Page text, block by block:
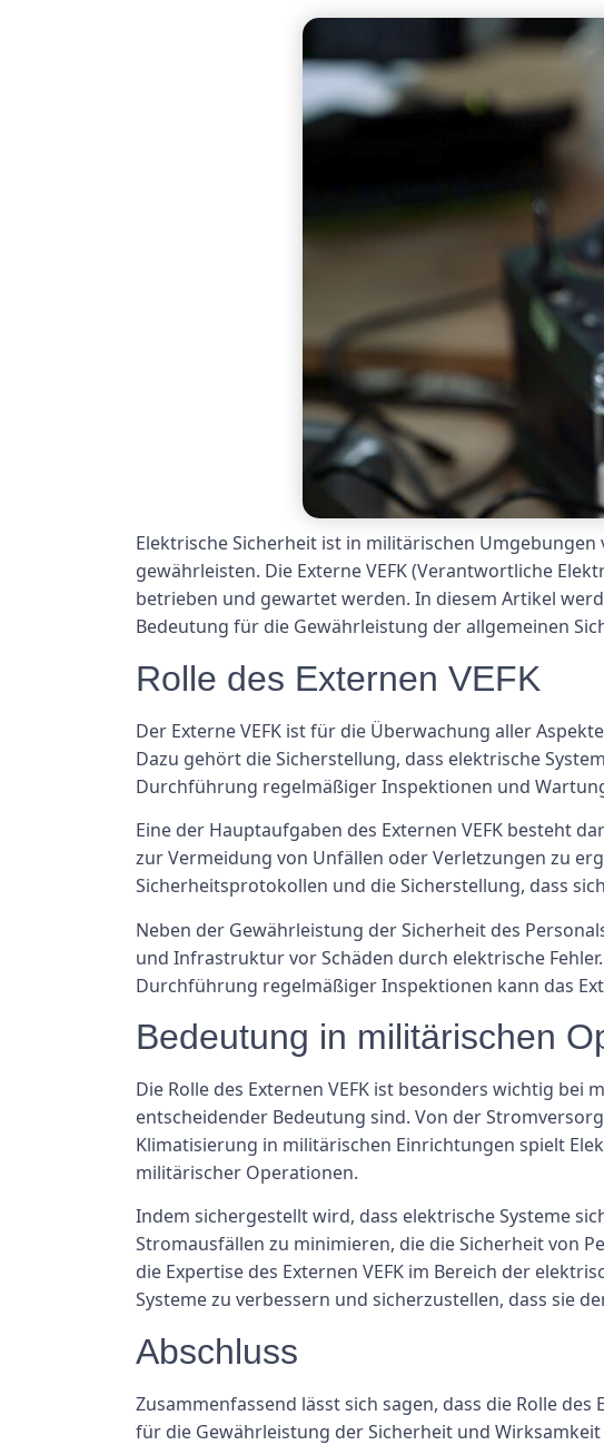
Elektrische Sicherheit ist in militärischen
gewährleisten. Die Externe VEFK (Verantwortliche
betrieben und gewartet werden. In diesem Artikel
Bedeutung für die Gewährleistung der allgemeinen
Rolle des Externen VEFK
Der Externe VEFK ist für die Überwachung aller
Dazu gehört die Sicherstellung, dass elektrische
Durchführung regelmäßiger Inspektionen und
Eine der Hauptaufgaben des Externen VEFK besteht
zur Vermeidung von Unfällen oder Verletzungen zu
Sicherheitsprotokollen und die Sicherstellung, dass
Neben der Gewährleistung der Sicherheit des
und Infrastruktur vor Schäden durch elektrische
Durchführung regelmäßiger Inspektionen kann das
Bedeutung in militärischen
Die Rolle des Externen VEFK ist besonders wichtig
entscheidender Bedeutung sind. Von der
Klimatisierung in militärischen Einrichtungen spielt
militärischer Operationen.
Indem sichergestellt wird, dass elektrische Systeme
Stromausfällen zu minimieren, die die Sicherheit von
die Expertise des Externen VEFK im Bereich der
Systeme zu verbessern und sicherzustellen, dass sie
Abschluss
Zusammenfassend lässt sich sagen, dass die Rolle
für die Gewährleistung der Sicherheit und